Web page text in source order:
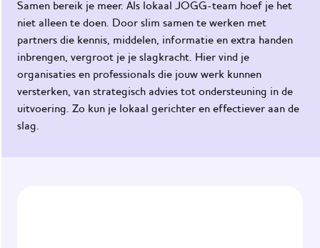
Samen bereik je meer. Als lokaal JOGG-team hoef je het
niet alleen te doen. Door slim samen te werken met
partners die kennis, middelen, informatie en extra handen
inbrengen, vergroot je je slagkracht. Hier vind je
organisaties en professionals die jouw werk kunnen
versterken, van strategisch advies tot ondersteuning in de
uitvoering. Zo kun je lokaal gerichter en effectiever aan de
slag.
Home
De
JOGG-
aanpak
KnGG-